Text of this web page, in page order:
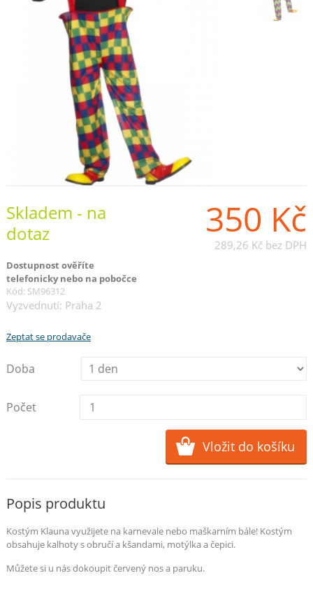
350 Kč
289,26 Kč bez DPH
Skladem - na
dotaz
Dostupnost ověříte
telefonicky nebo na pobočce
Kód: SM96312
Vyzvednutí: Praha 2
Zeptat se prodavače
Doba
Počet
Popis produktu
Kostým Klauna využijete na karnevale nebo maškarním bále! Kostým
obsahuje kalhoty s obručí a kšandami, motýlka a čepici.
Můžete si u nás dokoupit červený nos a paruku.